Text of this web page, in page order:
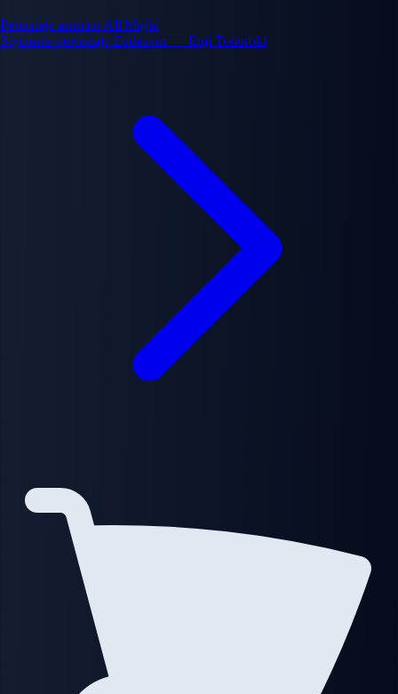
Personaje anterior All Might
Siguiente personaje Endeavor — Enji Todoroki